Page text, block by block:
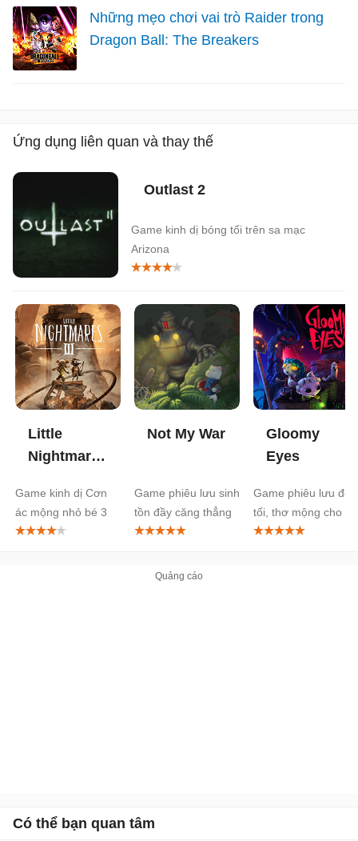
Những mẹo chơi vai trò Raider trong
Dragon Ball: The Breakers
Ứng dụng liên quan và thay thế
Outlast 2
Game kinh dị bóng tối trên sa mạc
Arizona
Little
Nightmares
Game kinh dị Cơn
ác mộng nhỏ bé 3
Not My War
Game phiêu lưu sinh
tồn đầy căng thẳng
Gloomy
Eyes
Game phiêu lưu đen
tối, thơ mộng cho 2
người
Có thể bạn quan tâm